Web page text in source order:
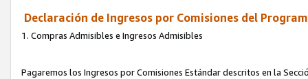
Declaración de Ingresos por Comisiones del
1. Compras Admisibles e Ingresos Admisibles
Pagaremos los Ingresos por Comisiones Estándar descritos en la